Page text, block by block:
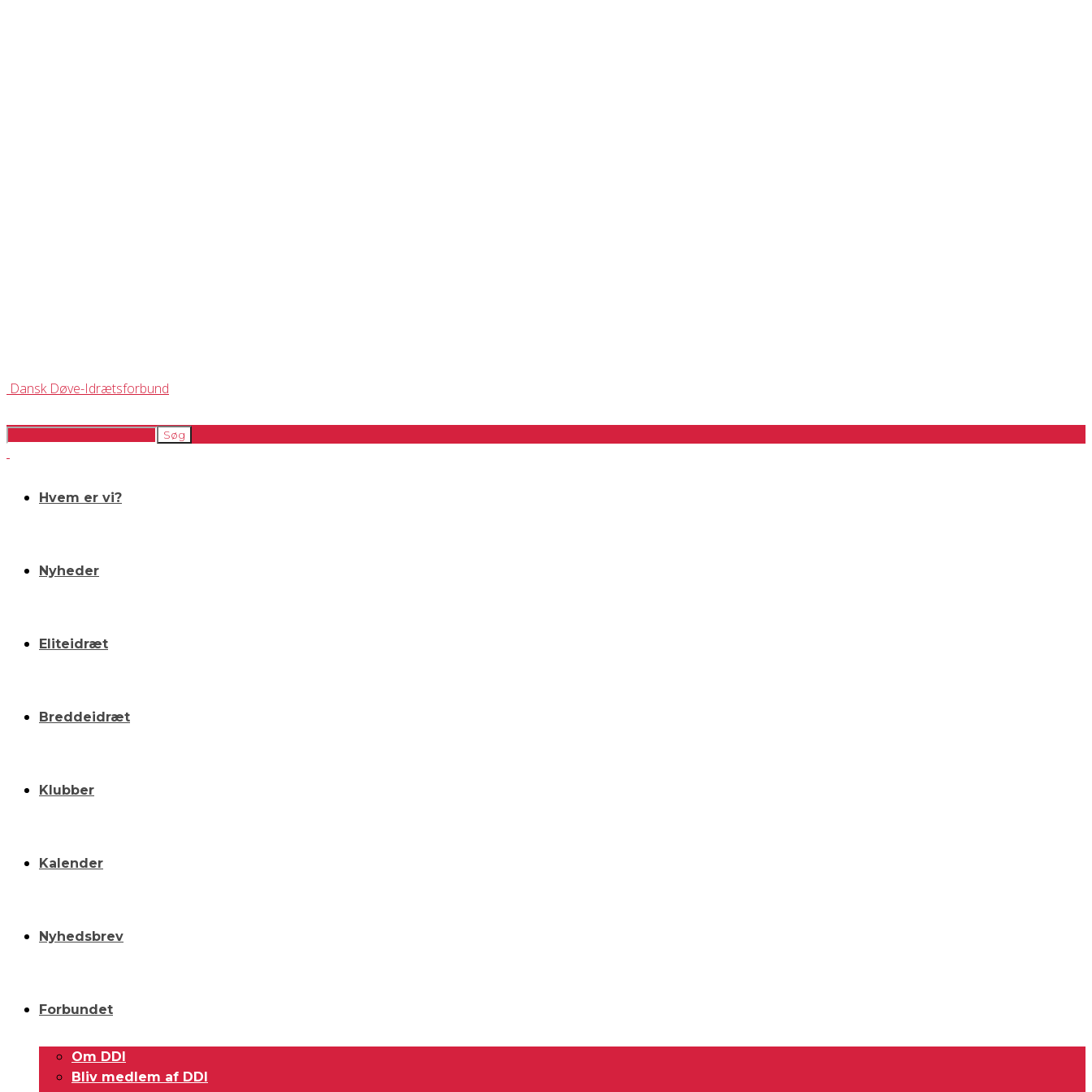
Dansk Døve-Idrætsforbund
Hvem er vi?
Nyheder
Eliteidræt
Breddeidræt
Klubber
Kalender
Nyhedsbrev
Forbundet
Om DDI
Bliv medlem af DDI